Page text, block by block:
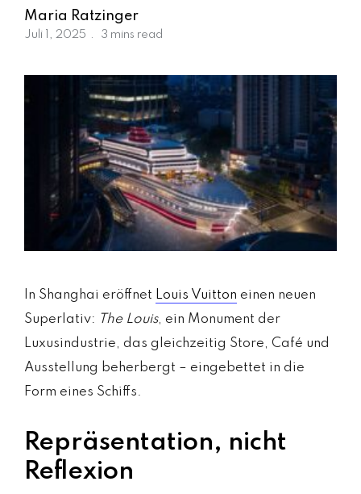
a
g
a
zi
n
a
u
s
e
rr
ei
c
h
MODE, BEAUTY, TRAVEL, MENTAL HEALTH
Maria Ratzinger
Juli 1, 2025 3 mins read
In Shanghai eröffnet Louis Vuitton einen neuen
Superlativ: The Louis, ein Monument der
Luxusindustrie, das gleichzeitig Store, Café und
Ausstellung beherbergt – eingebettet in die
Form eines Schiffs.
Repräsentation, nicht
Reflexion